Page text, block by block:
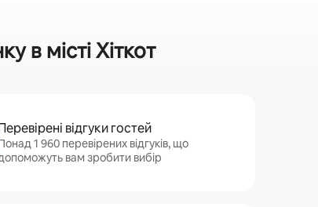
в місті Хіткот
відгуки гостей
1 960 перевірених відгуків, що
вам зробити вибір